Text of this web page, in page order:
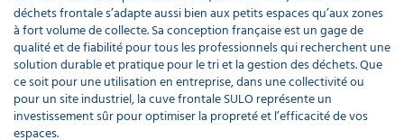
déchets frontale s’adapte aussi bien aux petits espaces qu’aux zones
à fort volume de collecte. Sa conception française est un gage de
qualité et de fiabilité pour tous les professionnels qui recherchent une
solution durable et pratique pour le tri et la gestion des déchets. Que
ce soit pour une utilisation en entreprise, dans une collectivité ou
pour un site industriel, la cuve frontale SULO représente un
investissement sûr pour optimiser la propreté et l’efficacité de vos
espaces.